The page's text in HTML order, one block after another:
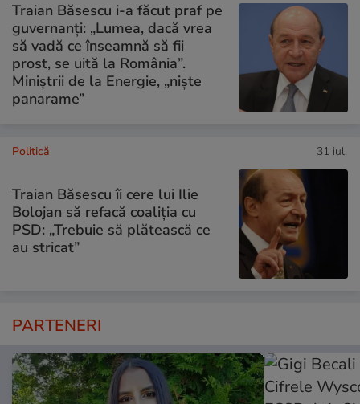
Traian Băsescu i-a făcut praf pe
guvernanți: „Lumea, dacă vrea
să vadă ce înseamnă să fii
prost, se uită la România”.
Miniștrii de la Energie, „niște
panarame”
Politică 31 iul.
Traian Băsescu îi cere lui Ilie
Bolojan să refacă coaliția cu
PSD: „Trebuie să plătească ce
au stricat”
PARTENERI